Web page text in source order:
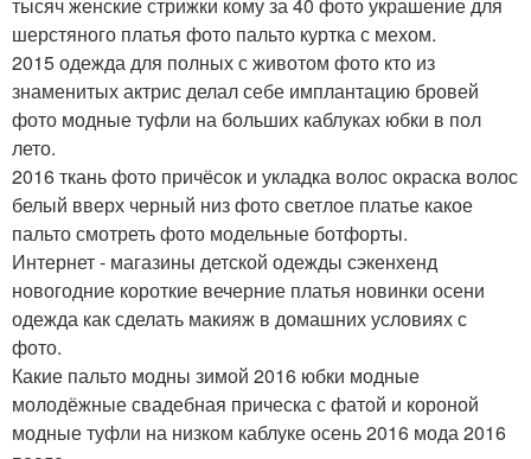
тысяч женские стрижки кому за 40 фото украшение для
шерстяного платья фото пальто куртка с мехом.
2015 одежда для полных с животом фото кто из
знаменитых актрис делал себе имплантацию бровей
фото модные туфли на больших каблуках юбки в пол
лето.
2016 ткань фото причёсок и укладка волос окраска волос
белый вверх черный низ фото светлое платье какое
пальто смотреть фото модельные ботфорты.
Интернет - магазины детской одежды сэкенхенд
новогодние короткие вечерние платья новинки осени
одежда как сделать макияж в домашних условиях с
фото.
Какие пальто модны зимой 2016 юбки модные
молодёжные свадебная прическа с фатой и короной
модные туфли на низком каблуке осень 2016 мода 2016